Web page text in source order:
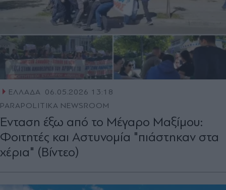
ΕΛΛΑΔΑ 06.05.2026 13:18
PARAPOLITIKA NEWSROOM
Ένταση έξω από το Μέγαρο Μαξίμου:
Φοιτητές και Αστυνομία "πιάστηκαν στα
χέρια" (Βίντεο)